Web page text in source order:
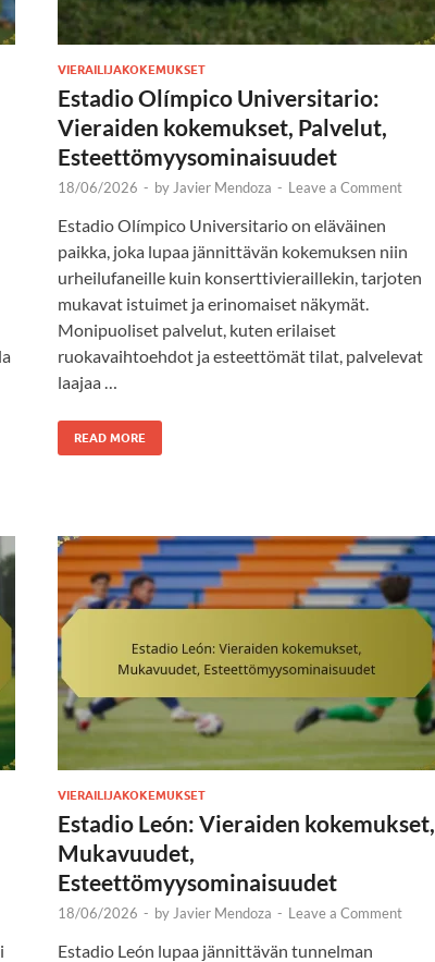
VIERAILIJAKOKEMUKSET
Estadio Olímpico Universitario:
Vieraiden kokemukset, Palvelut,
Esteettömyysominaisuudet
18/06/2026 - by Javier Mendoza - Leave a Comment
Estadio Olímpico Universitario on eläväinen
paikka, joka lupaa jännittävän kokemuksen niin
urheilufaneille kuin konserttivieraillekin, tarjoten
mukavat istuimet ja erinomaiset näkymät.
Monipuoliset palvelut, kuten erilaiset
ruokavaihtoehdot ja esteettömät tilat, palvelevat
laajaa …
READ MORE
VIERAILIJAKOKEMUKSET
Estadio León: Vieraiden kokemukset,
Mukavuudet,
Esteettömyysominaisuudet
18/06/2026 - by Javier Mendoza - Leave a Comment
Estadio León lupaa jännittävän tunnelman